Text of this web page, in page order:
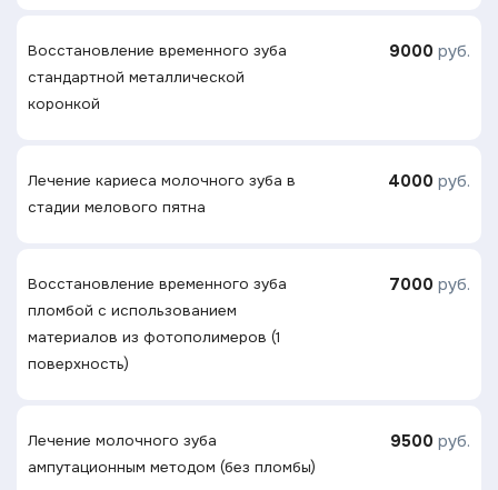
Восстановление временного зуба
стандартной металлической
коронкой
9000 руб.
Лечение кариеса молочного зуба в
стадии мелового пятна
4000 руб.
Восстановление временного зуба
пломбой с использованием
материалов из фотополимеров (1
поверхность)
7000 руб.
Лечение молочного зуба
ампутационным методом (без пломбы)
9500 руб.